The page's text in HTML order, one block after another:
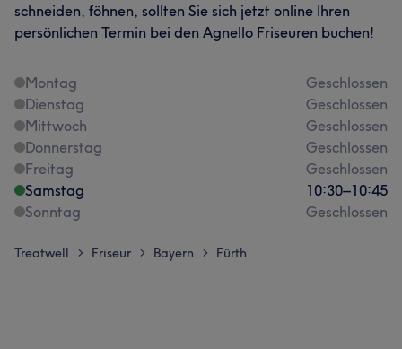
schneiden, föhnen, sollten Sie sich jetzt online Ihren
persönlichen Termin bei den Agnello Friseuren buchen!
Montag
Geschlossen
Dienstag
Geschlossen
Mittwoch
Geschlossen
Donnerstag
Geschlossen
Freitag
Geschlossen
Samstag
10:30–10:45
Sonntag
Geschlossen
Treatwell > Friseur > Bayern > Fürth